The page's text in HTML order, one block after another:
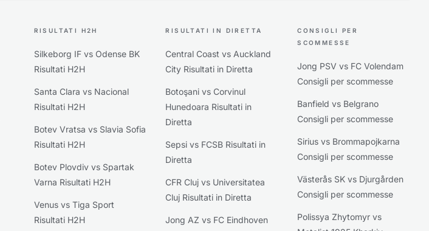
RISULTATI H2H
Silkeborg IF vs Odense BK
Risultati H2H
Santa Clara vs Nacional
Risultati H2H
Botev Vratsa vs Slavia Sofia
Risultati H2H
Botev Plovdiv vs Spartak
Varna Risultati H2H
Venus vs Tiga Sport
Risultati H2H
RISULTATI IN DIRETTA
Central Coast vs Auckland
City Risultati in Diretta
Botoşani vs Corvinul
Hunedoara Risultati in
Diretta
Sepsi vs FCSB Risultati in
Diretta
CFR Cluj vs Universitatea
Cluj Risultati in Diretta
Jong AZ vs FC Eindhoven
CONSIGLI PER
SCOMMESSE
Jong PSV vs FC Volendam
Consigli per scommesse
Banfield vs Belgrano
Consigli per scommesse
Sirius vs Brommapojkarna
Consigli per scommesse
Västerås SK vs Djurgården
Consigli per scommesse
Polissya Zhytomyr vs